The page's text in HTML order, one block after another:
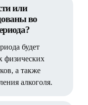
или
во
будет
физических
а также
алкоголя.